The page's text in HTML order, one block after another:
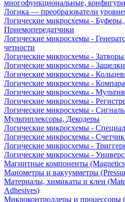
многофункциональные,
Логика — преобразователи
Логические микросхемы -
Приемопередатчики
Логические микросхемы -
четности
Логические микросхемы -
Логические микросхемы - Защелки
Логические микросхемы -
Логические микросхемы -
Логические микросхемы -
Логические микросхемы -
Логические микросхемы -
Мультиплексоры, Декодеры
Логические микросхемы -
Логические микросхемы -
Логические микросхемы -
Логические микросхемы -
Магнитные компоненты
Манометры и вакуумметры
Материалы, химикаты и клеи
Adhesives)
Микроконтроллеры и процессоры